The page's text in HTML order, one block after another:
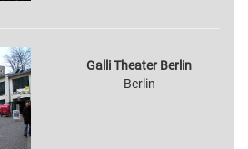
Galli Theater Berlin
Berlin